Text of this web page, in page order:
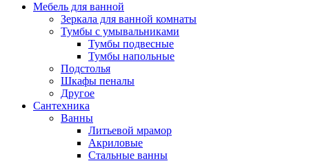
Мебель для ванной
Зеркала для ванной комнаты
Тумбы с умывальниками
Тумбы подвесные
Тумбы напольные
Подстолья
Шкафы пеналы
Другое
Сантехника
Ванны
Литьевой мрамор
Акриловые
Стальные ванны